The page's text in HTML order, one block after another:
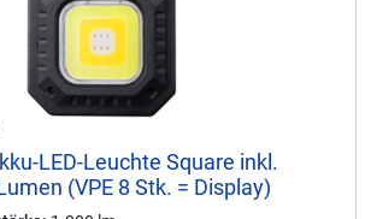
LED-Leuchte Square inkl.
(VPE 8 Stk. = Display)